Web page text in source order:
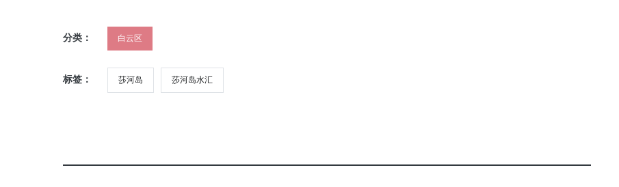
分类： 白云区
标签： 莎河岛 莎河岛水汇